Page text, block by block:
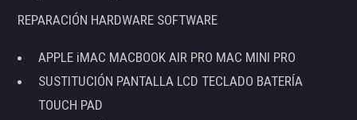
REPARACIÓN HARDWARE SOFTWARE
APPLE iMAC MACBOOK AIR PRO MAC MINI PRO
SUSTITUCIÓN PANTALLA LCD TECLADO BATERÍA
TOUCH PAD